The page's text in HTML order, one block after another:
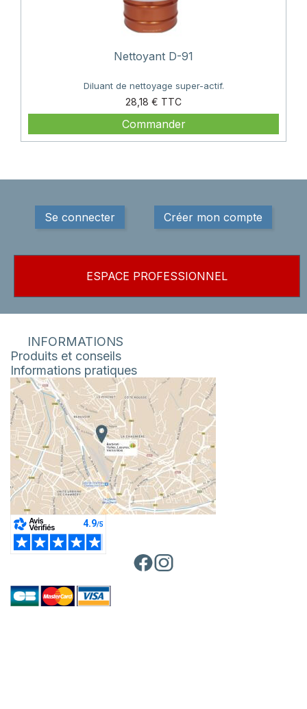
Nettoyant D-91
Diluant de nettoyage super-actif.
28,18 €
Prix
Commander
Se connecter Créer mon compte
ESPACE PROFESSIONNEL
INFORMATIONS
Produits et conseils
Informations pratiques